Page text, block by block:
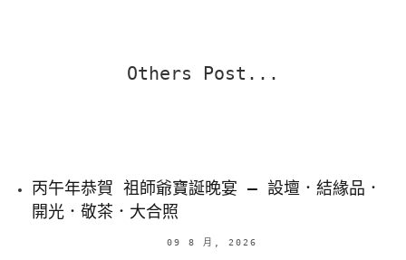
Others Post...
丙午年恭賀 祖師爺寶誕晚宴 – 設壇．結緣品．
開光．敬茶．大合照
09 8 月, 2026